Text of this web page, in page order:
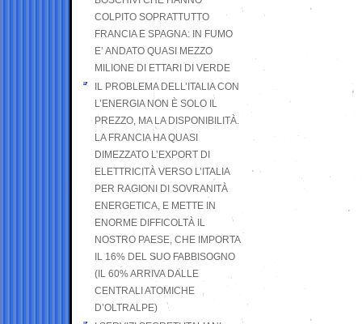
COLPITO SOPRATTUTTO
FRANCIA E SPAGNA: IN FUMO
E’ ANDATO QUASI MEZZO
MILIONE DI ETTARI DI VERDE
IL PROBLEMA DELL’ITALIA CON
L’ENERGIA NON È SOLO IL
PREZZO, MA LA DISPONIBILITÀ.
LA FRANCIA HA QUASI
DIMEZZATO L’EXPORT DI
ELETTRICITÀ VERSO L’ITALIA
PER RAGIONI DI SOVRANITÀ
ENERGETICA, E METTE IN
ENORME DIFFICOLTÀ IL
NOSTRO PAESE, CHE IMPORTA
IL 16% DEL SUO FABBISOGNO
(IL 60% ARRIVA DALLE
CENTRALI ATOMICHE
D’OLTRALPE)